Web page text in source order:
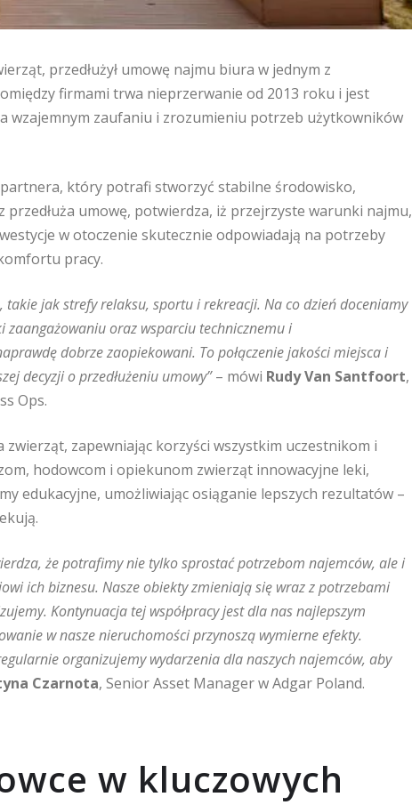
przedłużył umowę najmu biura w jednym z
firmami trwa nieprzerwanie od 2013 roku i jest
wzajemnym zaufaniu i zrozumieniu potrzeb użytkowników
który potrafi stworzyć stabilne środowisko,
umowę, potwierdza, iż przejrzyste warunki najmu,
w otoczenie skutecznie odpowiadają na potrzeby
pracy.
jak strefy relaksu, sportu i rekreacji. Na co dzień doceniamy
zaangażowaniu oraz wsparciu technicznemu i
dobrze zaopiekowani. To połączenie jakości miejsca i
decyzji o przedłużeniu umowy”– mówi Rudy Van Santfoort,
Ops.
zapewniając korzyści wszystkim uczestnikom i
hodowcom i opiekunom zwierząt innowacyjne leki,
edukacyjne, umożliwiając osiąganie lepszych rezultatów –
że potrafimy nie tylko sprostać potrzebom najemców, ale i
ich biznesu. Nasze obiekty zmieniają się wraz z potrzebami
Kontynuacja tej współpracy jest dla nas najlepszym
w nasze nieruchomości przynoszą wymierne efekty.
organizujemy wydarzenia dla naszych najemców, aby
Czarnota, Senior Asset Manager w Adgar Poland.
w kluczowych